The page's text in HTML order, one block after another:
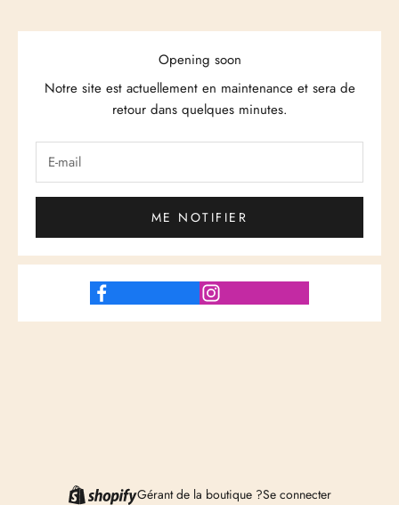
Opening soon
Notre site est actuellement en maintenance et sera de
retour dans quelques minutes.
ME NOTIFIER
Gérant de la boutique ?Se connecter